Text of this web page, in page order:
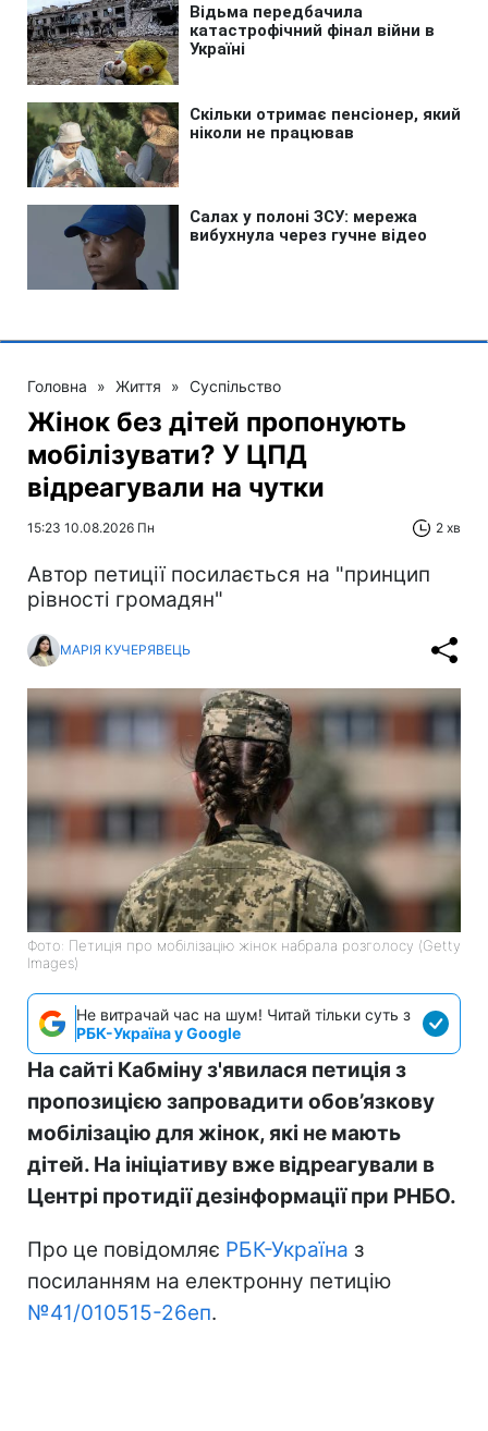
Головна » Життя » Суспільство
Жінок без дітей пропонують
мобілізувати? У ЦПД
відреагували на чутки
15:23 10.08.2026 Пн 2 хв
Автор петиції посилається на "принцип
рівності громадян"
МАРІЯ КУЧЕРЯВЕЦЬ
Фото: Петиція про мобілізацію жінок набрала розголосу (Getty
Images)
Не витрачай час на шум! Читай тільки суть з
РБК-Україна у Google
На сайті Кабміну з'явилася петиція з
пропозицією запровадити обов’язкову
мобілізацію для жінок, які не мають
дітей. На ініціативу вже відреагували в
Центрі протидії дезінформації при РНБО.
Про це повідомляє РБК-Україна з
посиланням на електронну петицію
№41/010515-26еп.